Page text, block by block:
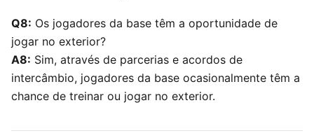
Q8: Os jogadores da base têm a oportunidade de
jogar no exterior?
A8: Sim, através de parcerias e acordos de
intercâmbio, jogadores da base ocasionalmente têm a
chance de treinar ou jogar no exterior.